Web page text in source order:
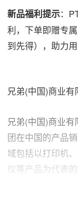
新品福利提示：
利，下单即赠专
到先得），助力
兄弟(中国)商业
兄弟(中国)商业
团在中国的产品
域包括以打印机
仪等产品为代表
机、商用绣花机